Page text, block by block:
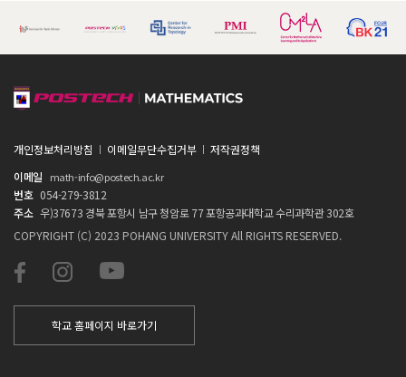
개인정보처리방침 이메일무단수집거부
저작권정책
이메일
math-info@postech.ac.kr
번호 054-279-3812
주소 우)37673 경북 포항시 남구 청암로 77 포항공과대학교 수리과학관 302호
COPYRIGHT (C) 2023 POHANG UNIVERSITY All RIGHTS RESERVED.
학교 홈페이지 바로가기